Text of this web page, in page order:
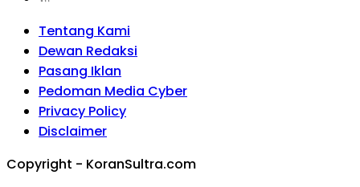
Tentang Kami
Dewan Redaksi
Pasang Iklan
Pedoman Media Cyber
Privacy Policy
Disclaimer
Copyright - KoranSultra.com